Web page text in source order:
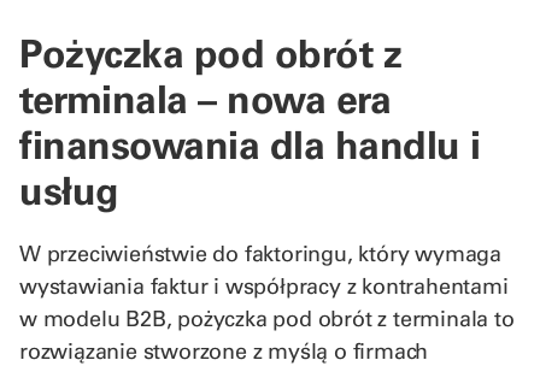
Pożyczka pod obrót z
terminala – nowa era
finansowania dla handlu i
usług
W przeciwieństwie do faktoringu, który wymaga
wystawiania faktur i współpracy z kontrahentami
w modelu B2B, pożyczka pod obrót z terminala to
rozwiązanie stworzone z myślą o firmach